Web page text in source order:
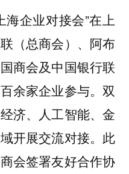
海企业对接会”在上
（总商会）、阿布
商会及中国银行联
余家企业参与。双
济、人工智能、金
开展交流对接。此
会签署友好合作协